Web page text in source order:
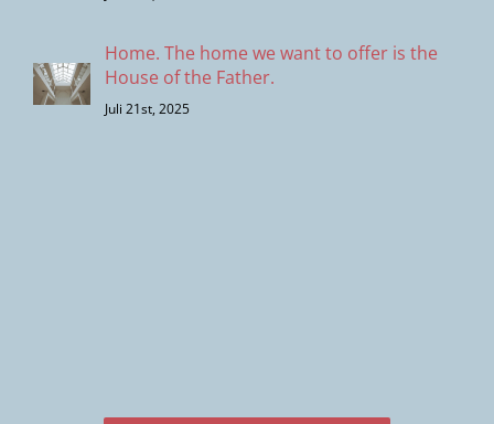
Home. The home we want to offer is the
House of the Father.
Juli 21st, 2025